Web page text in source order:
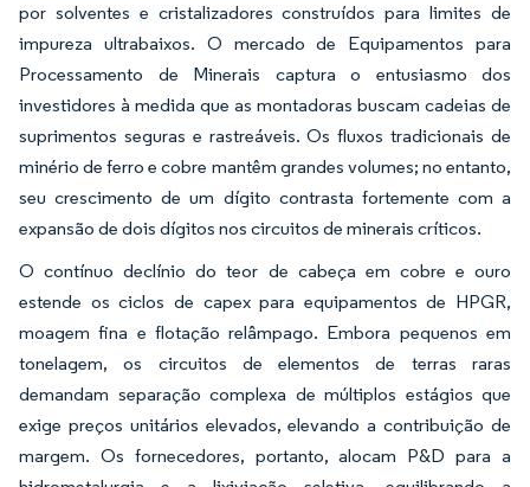
por solventes e cristalizadores construídos para limites de
impureza ultrabaixos. O mercado de Equipamentos para
Processamento de Minerais captura o entusiasmo dos
investidores à medida que as montadoras buscam cadeias de
suprimentos seguras e rastreáveis. Os fluxos tradicionais de
minério de ferro e cobre mantêm grandes volumes; no entanto,
seu crescimento de um dígito contrasta fortemente com a
expansão de dois dígitos nos circuitos de minerais críticos.
O contínuo declínio do teor de cabeça em cobre e ouro
estende os ciclos de capex para equipamentos de HPGR,
moagem fina e flotação relâmpago. Embora pequenos em
tonelagem, os circuitos de elementos de terras raras
demandam separação complexa de múltiplos estágios que
exige preços unitários elevados, elevando a contribuição de
margem. Os fornecedores, portanto, alocam P&D para a